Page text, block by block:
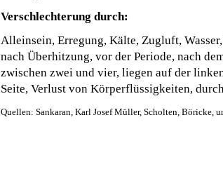
Verschlechterung durch:
Alleinsein, Erregung, Kälte, Zugluft,
nach Überhitzung, vor der Periode, nach
zwischen zwei und vier, liegen auf der
Seite, Verlust von Körperflüssigkeiten,
Quellen: Sankaran, Karl Josef Müller, Scholten, Böricke,